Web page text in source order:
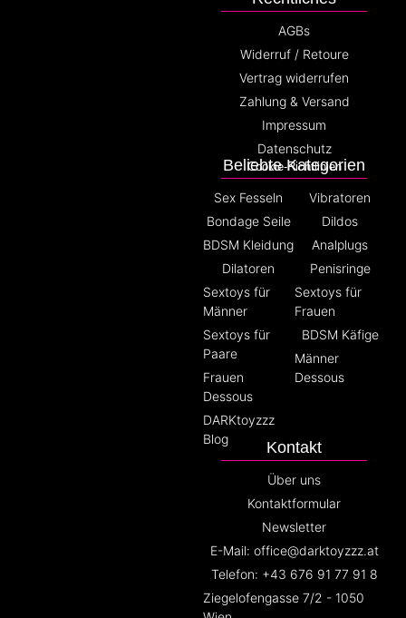
Beliebte Kategorien
Sex Fesseln
Bondage Seile
BDSM Kleidung
Dilatoren
Sextoys für
Männer
Sextoys für
Paare
Frauen
Dessous
DARKtoyzzz
Blog
Vibratoren
Dildos
Analplugs
Penisringe
Sextoys für
Frauen
BDSM Käfige
Männer
Dessous
AGBs
Widerruf / Retoure
Vertrag widerrufen
Zahlung & Versand
Impressum
Datenschutz
Cookie-Richtlinien
Kontakt
Über uns
Kontaktformular
Newsletter
E-Mail: office@darktoyzzz.at
Telefon: +43 676 91 77 91 8
Ziegelofengasse 7/2 - 1050